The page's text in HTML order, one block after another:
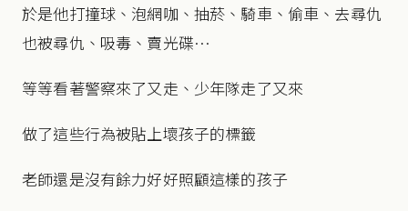
於是他打撞球、泡網咖、抽菸、騎車、偷車、去尋仇
也被尋仇、吸毒、賣光碟…
等等看著警察來了又走、少年隊走了又來
做了這些行為被貼上壞孩子的標籤
老師還是沒有餘力好好照顧這樣的孩子